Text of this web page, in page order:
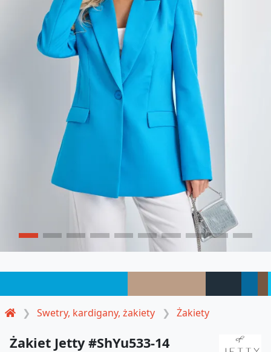
Swetry, kardigany, żakiety Żakiety
Żakiet Jetty #ShYu533-14